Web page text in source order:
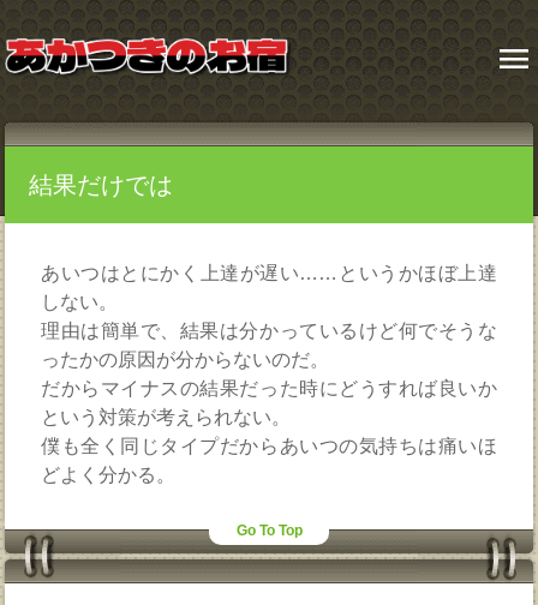
menu
結果だけでは
あいつはとにかく上達が遅い……というかほぼ上達
しない。
理由は簡単で、結果は分かっているけど何でそうな
ったかの原因が分からないのだ。
だからマイナスの結果だった時にどうすれば良いか
という対策が考えられない。
僕も全く同じタイプだからあいつの気持ちは痛いほ
どよく分かる。
Go To Top